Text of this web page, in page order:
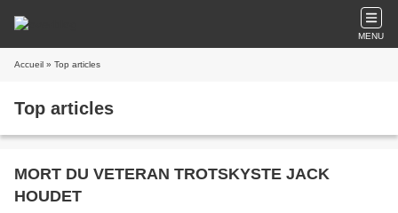
MENU
Accueil » Top articles
Top articles
MORT DU VETERAN TROTSKYSTE JACK
HOUDET